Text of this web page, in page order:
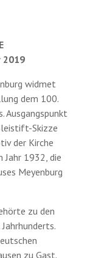
2019
widmet
dem 100.
Ausgangspunkt
Skizze
der Kirche
Jahr 1932, die
Meyenburg
zu den
zu Gast.